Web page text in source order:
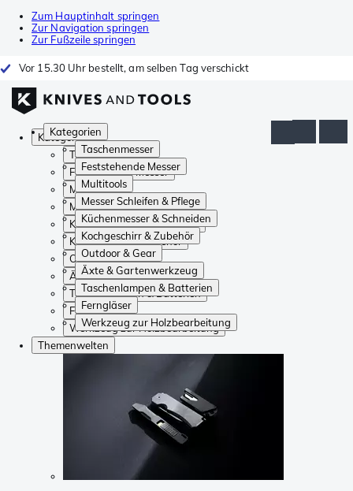
Zum Hauptinhalt springen
Zur Navigation springen
Zur Fußzeile springen
Vor 15.30 Uhr bestellt, am selben Tag verschickt
Kategorien
Taschenmesser
Feststehende Messer
Multitools
Messer Schleifen & Pflege
Küchenmesser & Schneiden
Kochgeschirr & Zubehör
Outdoor & Gear
Äxte & Gartenwerkzeug
Taschenlampen & Batterien
Ferngläser
Werkzeug zur Holzbearbeitung
Kategorien
Taschenmesser
Feststehende Messer
Multitools
Messer Schleifen & Pflege
Küchenmesser & Schneiden
Kochgeschirr & Zubehör
Outdoor & Gear
Äxte & Gartenwerkzeug
Taschenlampen & Batterien
Ferngläser
Werkzeug zur Holzbearbeitung
Themenwelten